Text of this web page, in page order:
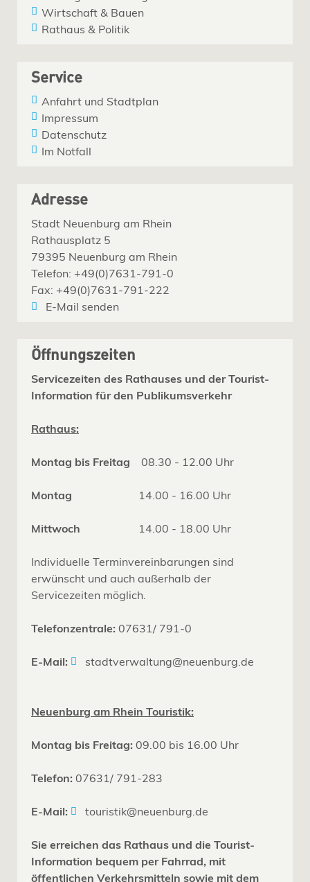
Wirtschaft & Bauen
Rathaus & Politik
Service
Anfahrt und Stadtplan
Impressum
Datenschutz
Im Notfall
Adresse
Stadt Neuenburg am Rhein
Rathausplatz 5
79395 Neuenburg am Rhein
Telefon: +49(0)7631-791-0
Fax: +49(0)7631-791-222
E-Mail senden
Öffnungszeiten
Servicezeiten des Rathauses und der Tourist-
Information für den Publikumsverkehr
Rathaus:
Montag bis Freitag 08.30 - 12.00 Uhr
Montag 14.00 - 16.00 Uhr
Mittwoch 14.00 - 18.00 Uhr
Individuelle Terminvereinbarungen sind
erwünscht und auch außerhalb der
Servicezeiten möglich.
Telefonzentrale: 07631/ 791-0
E-Mail: stadtverwaltung@neuenburg.de
Neuenburg am Rhein Touristik:
Montag bis Freitag: 09.00 bis 16.00 Uhr
Telefon: 07631/ 791-283
E-Mail: touristik@neuenburg.de
Sie erreichen das Rathaus und die Tourist-
Information bequem per Fahrrad, mit
öffentlichen Verkehrsmitteln sowie mit dem